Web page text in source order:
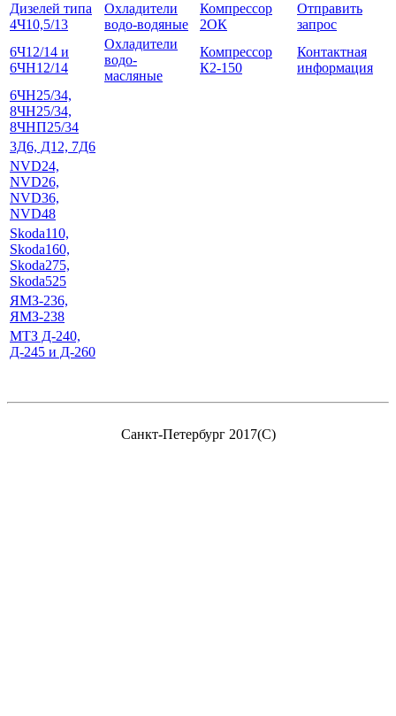
Дизелей типа
4Ч10,5/13
Охладители
водо-водяные
Компрессор
2ОК
Отправить
запрос
6Ч12/14 и
6ЧН12/14
Охладители
водо-
масляные
Компрессор
К2-150
Контактная
информация
6ЧН25/34,
8ЧН25/34,
8ЧНП25/34
3Д6, Д12, 7Д6
NVD24,
NVD26,
NVD36,
NVD48
Skoda110,
Skoda160,
Skoda275,
Skoda525
ЯМЗ-236,
ЯМЗ-238
МТЗ Д-240,
Д-245 и Д-260
Санкт-Петербург 2017(C)